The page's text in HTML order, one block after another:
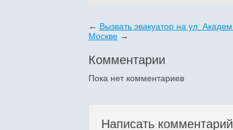
← Вызвать эвакуатор на ул
Москве →
Комментарии
Пока нет комментариев
Написать комментарий